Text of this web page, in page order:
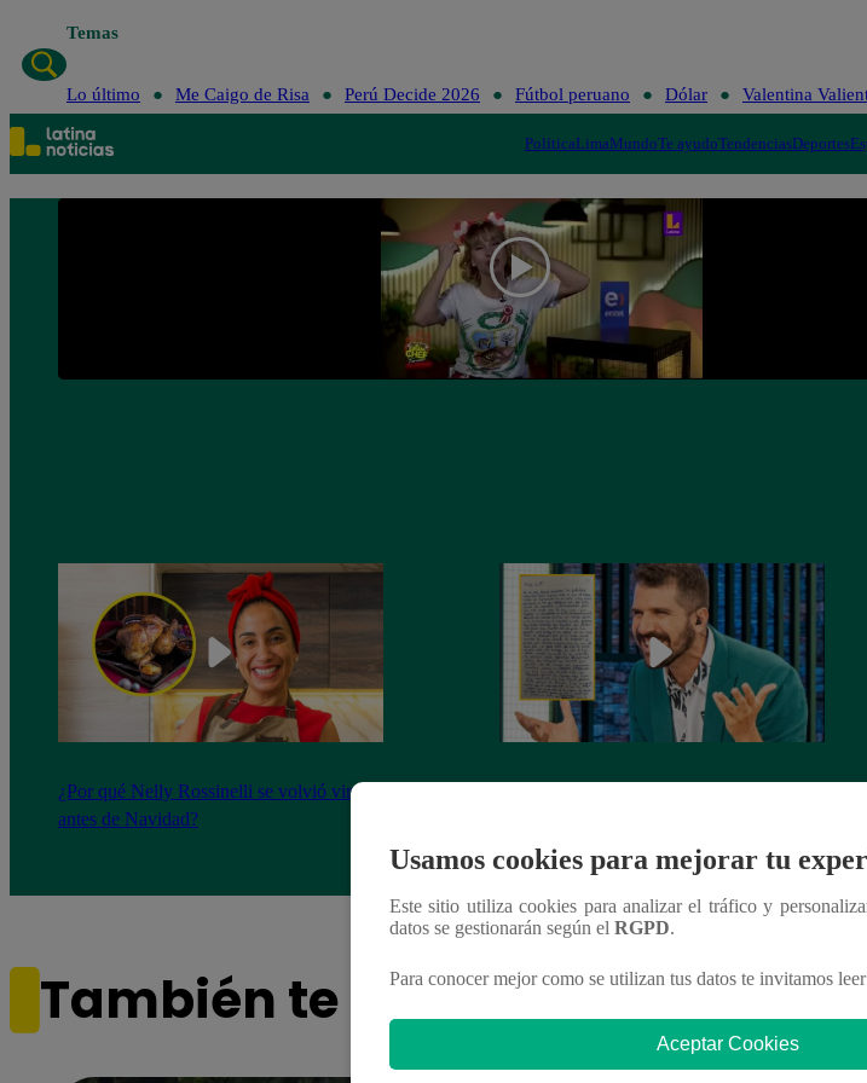
Temas
Lo último Me Caigo de Risa Perú Decide 2026 Fútbol peruano Dólar Valentina
PolíticaLimaMundoTe ayudoTendenciasDeportes
¿Por qué Nelly Rossinelli se volvió viral
antes de Navidad?
También te puede interesar
Usamos cookies para mejorar tu
Este sitio utiliza cookies para analizar el tráfico y
datos se gestionarán según el RGPD.
Para conocer mejor como se utilizan tus datos te invitamos
Aceptar Cookies